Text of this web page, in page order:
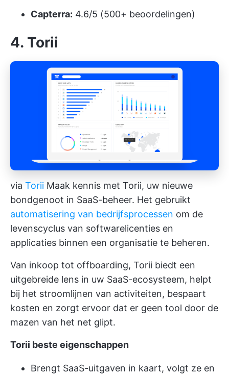
Capterra: 4.6/5 (500+ beoordelingen)
4. Torii
via Torii Maak kennis met Torii, uw nieuwe
bondgenoot in SaaS-beheer. Het gebruikt
automatisering van bedrijfsprocessen om de
levenscyclus van softwarelicenties en
applicaties binnen een organisatie te beheren.
Van inkoop tot offboarding, Torii biedt een
uitgebreide lens in uw SaaS-ecosysteem, helpt
bij het stroomlijnen van activiteiten, bespaart
kosten en zorgt ervoor dat er geen tool door de
mazen van het net glipt.
Torii beste eigenschappen
Brengt SaaS-uitgaven in kaart, volgt ze en